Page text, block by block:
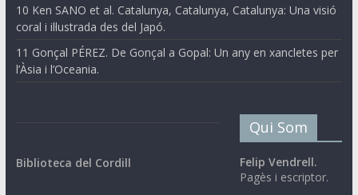
10 Ken SANO et al. Catalunya, Catalunya, Catalunya: Una visió
coral i il·lustrada des del Japó.
11 Gonçal PÉREZ. De Gonçal a Gopal: Un any en xancletes per
l’Àsia i l’Oceania.
Biblioteca del Cordill
Qui Som
Felip Vendrell.
Pagès i escriptor.